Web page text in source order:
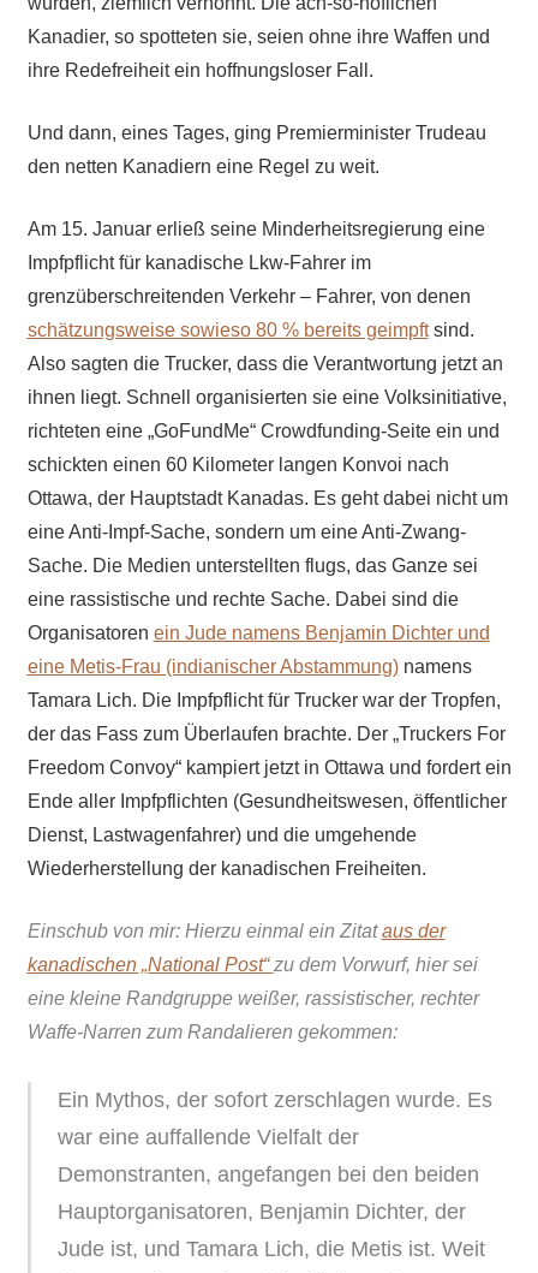
Kanadier, so spotteten sie, seien ohne ihre Waffen und
ihre Redefreiheit ein hoffnungsloser Fall.
Und dann, eines Tages, ging Premierminister Trudeau
den netten Kanadiern eine Regel zu weit.
Am 15. Januar erließ seine Minderheitsregierung eine
Impfpflicht für kanadische Lkw-Fahrer im
grenzüberschreitenden Verkehr – Fahrer, von denen
schätzungsweise sowieso 80 % bereits geimpftsind.
Also sagten die Trucker, dass die Verantwortung jetzt an
ihnen liegt. Schnell organisierten sie eine Volksinitiative,
richteten eine „GoFundMe“ Crowdfunding-Seite ein und
schickten einen 60 Kilometer langen Konvoi nach
Ottawa, der Hauptstadt Kanadas. Es geht dabei nicht um
eine Anti-Impf-Sache, sondern um eine Anti-Zwang-
Sache. Die Medien unterstellten flugs, das Ganze sei
eine rassistische und rechte Sache. Dabei sind die
Organisatoren ein Jude namens Benjamin Dichter und
eine Metis-Frau (indianischer Abstammung)namens
Tamara Lich. Die Impfpflicht für Trucker war der Tropfen,
der das Fass zum Überlaufen brachte. Der „Truckers For
Freedom Convoy“ kampiert jetzt in Ottawa und fordert ein
Ende aller Impfpflichten (Gesundheitswesen, öffentlicher
Dienst, Lastwagenfahrer) und die umgehende
Wiederherstellung der kanadischen Freiheiten.
Einschub von mir: Hierzu einmal ein Zitataus der
kanadischen „National Post“zu dem Vorwurf, hier sei
eine kleine Randgruppe weißer, rassistischer, rechter
Waffe-Narren zum Randalieren gekommen:
Ein Mythos, der sofort zerschlagen wurde. Es
war eine auffallende Vielfalt der
Demonstranten, angefangen bei den beiden
Hauptorganisatoren, Benjamin Dichter, der
Jude ist, und Tamara Lich, die Metis ist. Weit